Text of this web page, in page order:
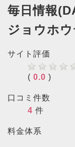
毎日情報
ジョウホウ
サイト評価
( 0.0 )
口コミ件数
4 件
料金体系